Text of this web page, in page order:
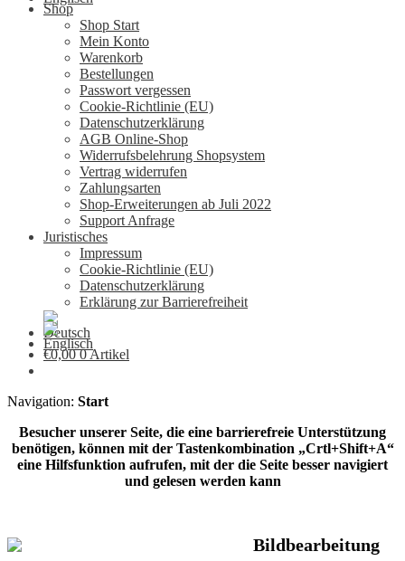
Shop
Shop Start
Mein Konto
Warenkorb
Bestellungen
Passwort vergessen
Cookie-Richtlinie (EU)
Datenschutzerklärung
AGB Online-Shop
Widerrufsbelehrung Shopsystem
Vertrag widerrufen
Zahlungsarten
Shop-Erweiterungen ab Juli 2022
Support Anfrage
Juristisches
Impressum
Cookie-Richtlinie (EU)
Datenschutzerklärung
Erklärung zur Barrierefreiheit
€0,00 0 Artikel
Navigation: Start
Besucher unserer Seite, die eine barrierefreie Unterstützung
benötigen, können mit der Tastenkombination „Crtl+Shift+A“
eine Hilfsfunktion aufrufen, mit der die Seite besser navigiert
und gelesen werden kann
Bildbearbeitung